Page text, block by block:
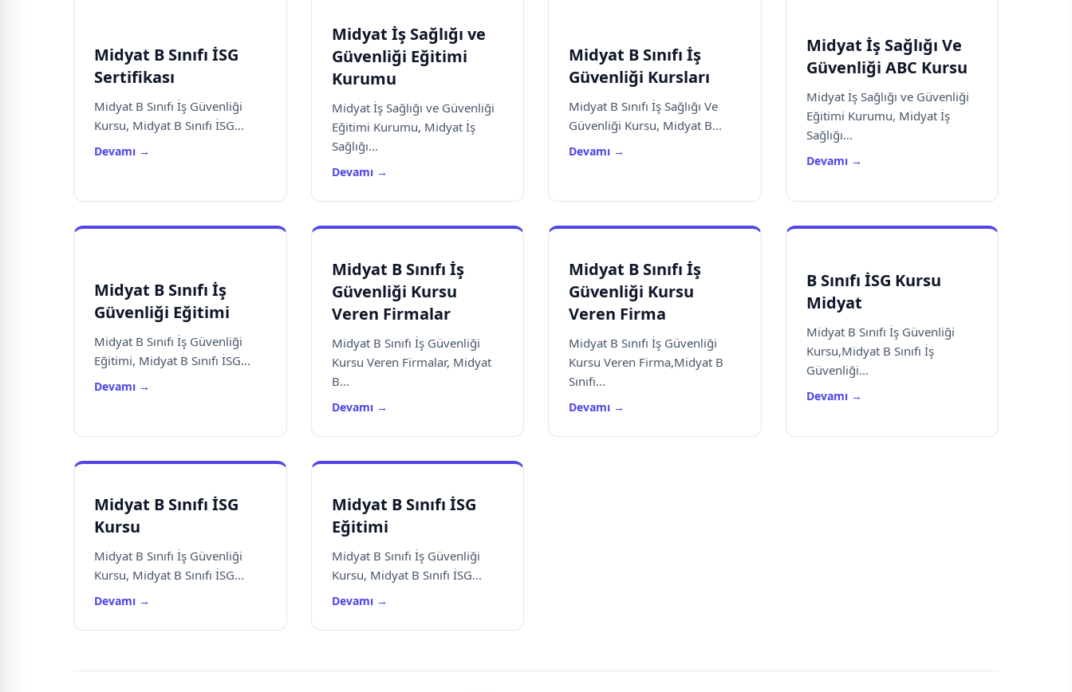
Midyat B Sınıfı İSG
Sertifikası
Midyat B Sınıfı İş Güvenliği
Kursu, Midyat B Sınıfı İSG...
Devamı →
Midyat İş Sağlığı ve
Güvenliği Eğitimi
Kurumu
Midyat İş Sağlığı ve Güvenliği
Eğitimi Kurumu, Midyat İş
Sağlığı...
Devamı →
Midyat B Sınıfı İş
Güvenliği Kursları
Midyat B Sınıfı İş Sağlığı Ve
Güvenliği Kursu, Midyat B...
Devamı →
Midyat İş Sağlığı Ve
Güvenliği ABC Kursu
Midyat İş Sağlığı ve Güvenliği
Eğitimi Kurumu, Midyat İş
Sağlığı...
Devamı →
Midyat B Sınıfı İş
Güvenliği Eğitimi
Midyat B Sınıfı İş Güvenliği
Eğitimi, Midyat B Sınıfı İSG...
Devamı →
Midyat B Sınıfı İş
Güvenliği Kursu
Veren Firmalar
Midyat B Sınıfı İş Güvenliği
Kursu Veren Firmalar, Midyat
B...
Devamı →
Midyat B Sınıfı İş
Güvenliği Kursu
Veren Firma
Midyat B Sınıfı İş Güvenliği
Kursu Veren Firma,Midyat B
Sınıfı...
Devamı →
B Sınıfı İSG Kursu
Midyat
Midyat B Sınıfı İş Güvenliği
Kursu,Midyat B Sınıfı İş
Güvenliği...
Devamı →
Midyat B Sınıfı İSG
Kursu
Midyat B Sınıfı İş Güvenliği
Kursu, Midyat B Sınıfı İSG...
Devamı →
Midyat B Sınıfı İSG
Eğitimi
Midyat B Sınıfı İş Güvenliği
Kursu, Midyat B Sınıfı İSG...
Devamı →